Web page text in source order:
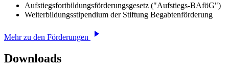
Aufstiegsfortbildungsförderungsgesetz ("Aufstiegs-BAföG")
Weiterbildungsstipendium der Stiftung Begabtenförderung
Mehr zu den Förderungen
Downloads